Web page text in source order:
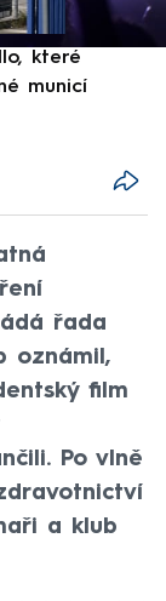
které
municí
řada
oznámil,
film
Po vlně
a klub